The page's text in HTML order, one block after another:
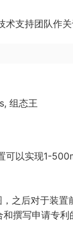
支持团队作关
组态王
以实现1-
之后对于装置
撰写申请专利